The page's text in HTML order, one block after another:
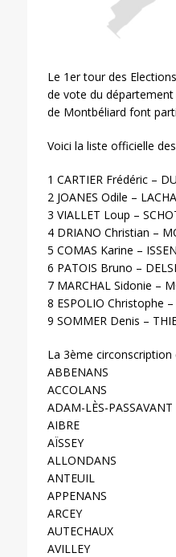
Le 1er tour des
de vote du
de Montbéliard font
Voici la liste officielle
1 CARTIER Frédéric –
2 JOANES Odile –
3 VIALLET Loup –
4 DRIANO Christian –
5 COMAS Karine –
6 PATOIS Bruno –
7 MARCHAL Sidonie –
8 ESPOLIO Christophe
9 SOMMER Denis –
La 3ème
ABBENANS
ACCOLANS
ADAM-LÈS-PASSAVANT
AIBRE
AÏSSEY
ALLONDANS
ANTEUIL
APPENANS
ARCEY
AUTECHAUX
AVILLEY